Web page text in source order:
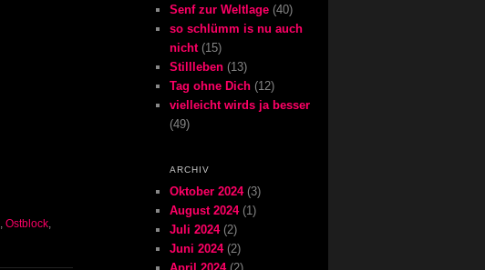
Ostblock
Senf zur Weltlage (40)
so schlümm is nu auch
nicht(15)
Stillleben (13)
Tag ohne Dich (12)
vielleicht wirds ja besser
(49)
ARCHIV
Oktober 2024(3)
August 2024(1)
Juli 2024(2)
Juni 2024(2)